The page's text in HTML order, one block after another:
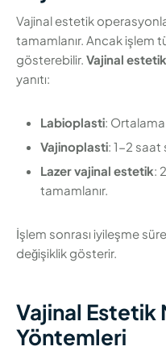
Vajinal estetik
tamamlanır. Ancak işlem
gösterebilir. Vajinal
yanıtı:
Labioplasti:
Vajinoplasti: 1-2 saat
Lazer vajinal estetik:
tamamlanır.
İşlem sonrası iyileşme
değişiklik gösterir.
Vajinal Estetik
Yöntemleri